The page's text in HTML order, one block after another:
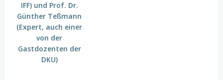
IFF) und Prof. Dr.
Günther Teßmann
(Expert, auch einer
von der
Gastdozenten der
DKU)